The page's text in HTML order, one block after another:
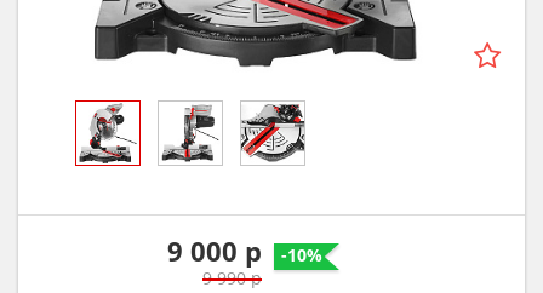
9 000 р
9 990 р
-10%